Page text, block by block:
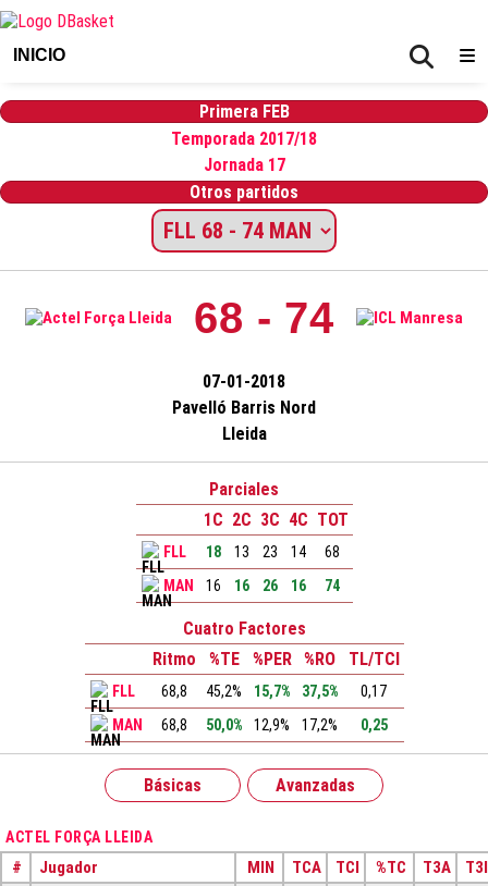
INICIO
Primera FEB
Temporada 2017/18
Jornada 17
Otros partidos
68 - 74
07-01-2018
Pavelló Barris Nord
Lleida
Parciales
1C 2C 3C 4C TOT
FLL 18 13 23 14
68
MAN
16 16 26 16 74
Cuatro Factores
Ritmo
%TE %PER %RO TL/TCI
FLL 68,8 45,2% 15,7% 37,5%
0,17
MAN
68,8 50,0% 12,9% 17,2% 0,25
Básicas Avanzadas
ACTEL FORÇA LLEIDA
# Jugador MIN TCA TCI %TC T3A T3I